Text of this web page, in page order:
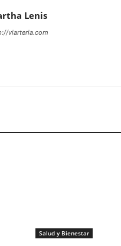
Lenis
viarteria.com
Salud y Bienestar